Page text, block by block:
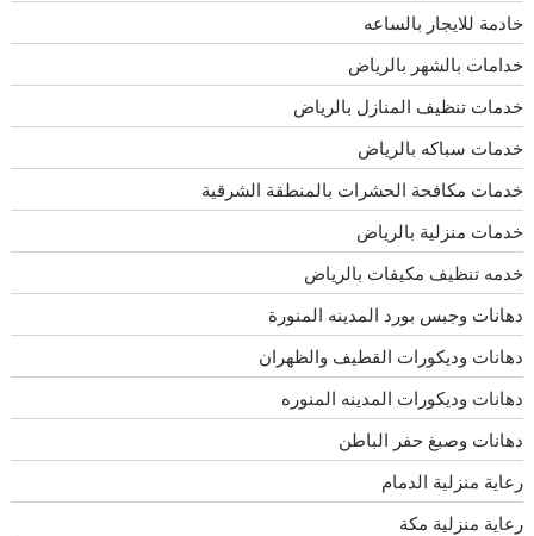
خادمة للايجار بالساعه
خدامات بالشهر بالرياض
خدمات تنظيف المنازل بالرياض
خدمات سباكه بالرياض
خدمات مكافحة الحشرات بالمنطقة الشرقية
خدمات منزلية بالرياض
خدمه تنظيف مكيفات بالرياض
دهانات وجبس بورد المدينه المنورة
دهانات وديكورات القطيف والظهران
دهانات وديكورات المدينه المنوره
دهانات وصبغ حفر الباطن
رعاية منزلية الدمام
رعاية منزلية مكة